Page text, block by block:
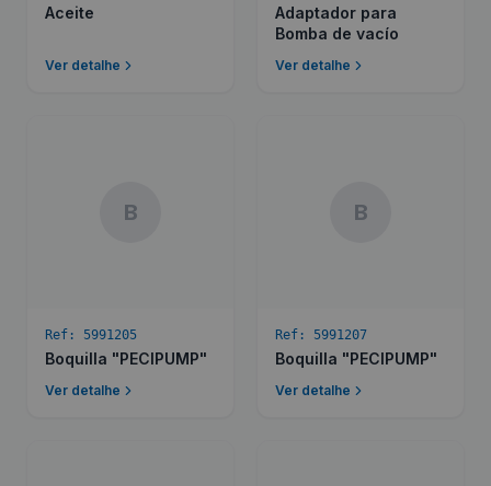
Aceite
Ver detalhe
Adaptador para
Bomba de vacío
Ver detalhe
B
Ref: 5991205
Boquilla "PECIPUMP"
Ver detalhe
B
Ref: 5991207
Boquilla "PECIPUMP"
Ver detalhe